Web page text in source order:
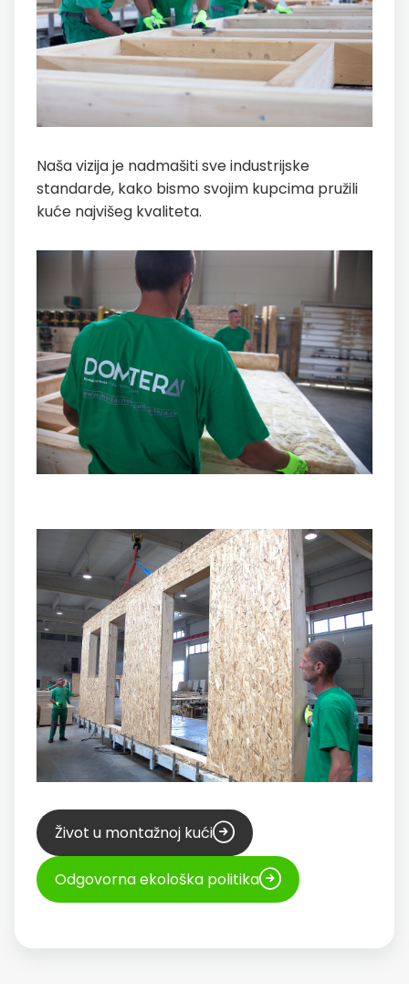
Naša vizija je nadmašiti sve industrijske
standarde, kako bismo svojim kupcima pružili
kuće najvišeg kvaliteta.
Život u montažnoj kući
Odgovorna ekološka politika